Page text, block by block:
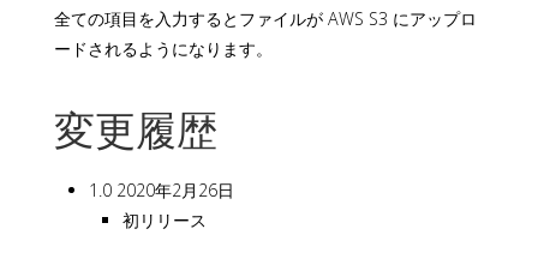
全ての項目を入力するとファイルが AWS S3 にアップロ
ードされるようになります。
変更履歴
1.0 2020年2月26日
初リリース